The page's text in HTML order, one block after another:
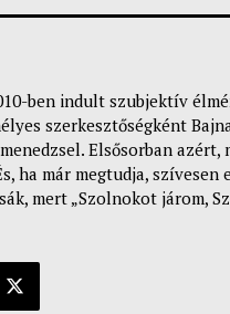
ben indult szubjektív
szerkesztőségként
Elsősorban azért,
ha már megtudja, szívesen
mert „Szolnokot járom,